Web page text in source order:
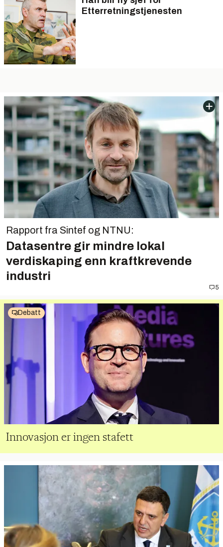
Etterretningstjenesten
Rapport fra Sintef og NTNU:
Datasentre gir mindre lokal
verdiskaping enn kraft­krevende
industri
5
Debatt
Innovasjon er ingen stafett